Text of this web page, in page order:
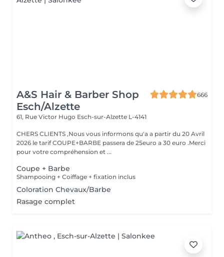
A&S Hair & Barber Shop
Esch/Alzette
666
61, Rue Victor Hugo Esch-sur-Alzette L-4141
CHERS CLIENTS ,Nous vous informons qu'a a partir du 20 Avril
2026 le tarif COUPE+BARBE passera de 25euro a 30 euro .Merci
pour votre compréhension et ...
Coupe + Barbe
Shampooing + Coiffage + fixation inclus
Coloration Chevaux/Barbe
Rasage complet